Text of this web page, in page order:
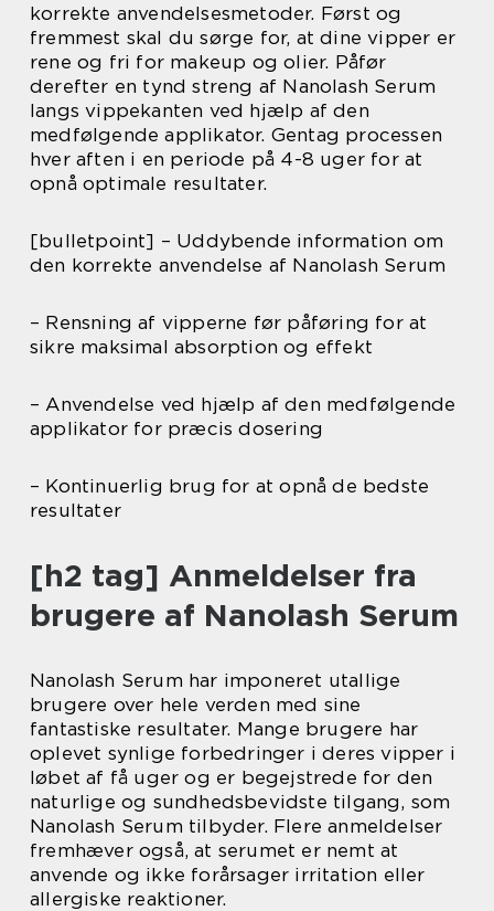
korrekte anvendelsesmetoder. Først og
fremmest skal du sørge for, at dine vipper er
rene og fri for makeup og olier. Påfør
derefter en tynd streng af Nanolash Serum
langs vippekanten ved hjælp af den
medfølgende applikator. Gentag processen
hver aften i en periode på 4-8 uger for at
opnå optimale resultater.
[bulletpoint] – Uddybende information om
den korrekte anvendelse af Nanolash Serum
– Rensning af vipperne før påføring for at
sikre maksimal absorption og effekt
– Anvendelse ved hjælp af den medfølgende
applikator for præcis dosering
– Kontinuerlig brug for at opnå de bedste
resultater
[h2 tag] Anmeldelser fra
brugere af Nanolash Serum
Nanolash Serum har imponeret utallige
brugere over hele verden med sine
fantastiske resultater. Mange brugere har
oplevet synlige forbedringer i deres vipper i
løbet af få uger og er begejstrede for den
naturlige og sundhedsbevidste tilgang, som
Nanolash Serum tilbyder. Flere anmeldelser
fremhæver også, at serumet er nemt at
anvende og ikke forårsager irritation eller
allergiske reaktioner.